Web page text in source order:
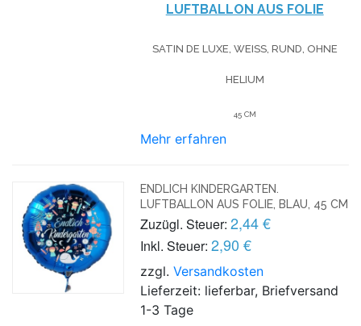
LUFTBALLON AUS FOLIE
SATIN DE LUXE, WEISS, RUND, OHNE H
ELIUM
45 CM
Mehr erfahren
ENDLICH KINDERGARTEN.
LUFTBALLON AUS FOLIE, BLAU, 45 CM
Zuzügl. Steuer: 2,44 €
Inkl. Steuer: 2,90 €
zzgl.Versandkosten
Lieferzeit: lieferbar, Briefversand
1-3 Tage